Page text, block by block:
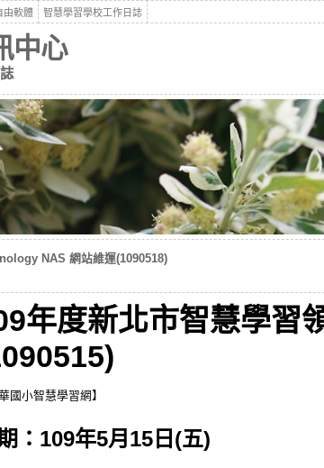
由軟體 智慧學習學校工作日誌
中心
NAS 網站維運(1090518)
年度新北市智慧學習
國小智慧學習網】
：109年5月15日(五)